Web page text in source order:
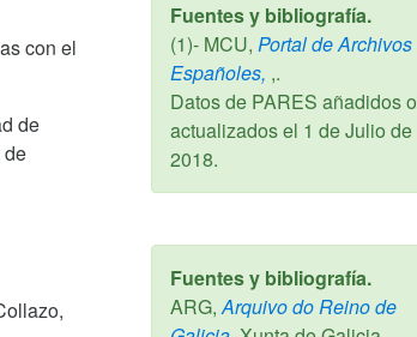
con el
de
de
Fuentes y bibliografía.
(1)- MCU, Portal de Archivos
Españoles, ,.
Datos de PARES añadidos o
actualizados el 1 de Julio de
2018.
Fuentes y bibliografía.
ARG,Arquivo do Reino de